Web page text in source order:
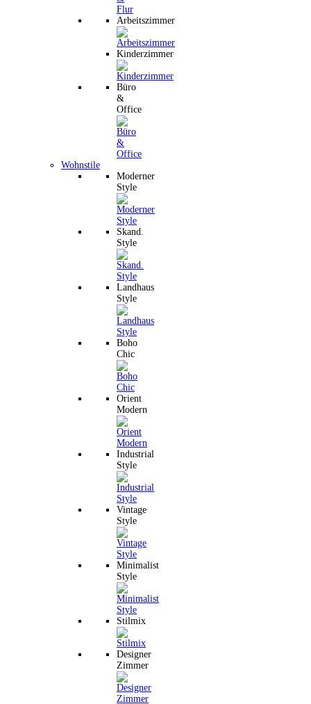
Arbeitszimmer
Kinderzimmer
Büro
&
Office
Wohnstile
Moderner
Style
Skand.
Style
Landhaus
Style
Boho
Chic
Orient
Modern
Industrial
Style
Vintage
Style
Minimalist
Style
Stilmix
Designer
Zimmer